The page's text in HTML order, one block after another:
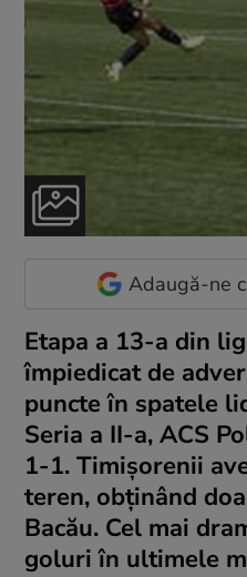
Adaugă-ne
Etapa a 13-a din
împiedicat de
puncte în spatele
Seria a II-a, ACS
1-1. Timişorenii
teren, obţinând
Bacău. Cel mai
goluri în ultimele